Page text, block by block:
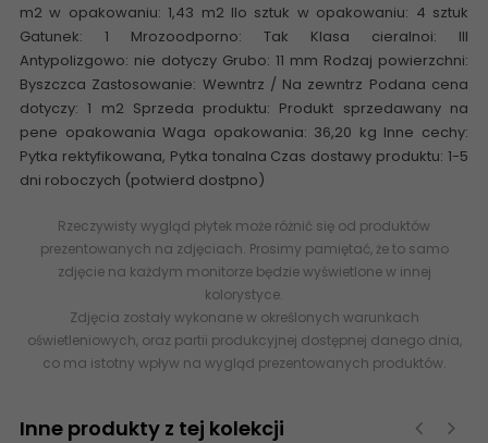
m2 w opakowaniu: 1,43 m2 Ilo sztuk w opakowaniu: 4 sztuk
Gatunek: 1 Mrozoodporno: Tak Klasa cieralnoi: III
Antypolizgowo: nie dotyczy Grubo: 11 mm Rodzaj powierzchni:
Byszczca Zastosowanie: Wewntrz / Na zewntrz Podana cena
dotyczy: 1 m2 Sprzeda produktu: Produkt sprzedawany na
pene opakowania Waga opakowania: 36,20 kg Inne cechy:
Pytka rektyfikowana, Pytka tonalna Czas dostawy produktu: 1-5
dni roboczych (potwierd dostpno)
Rzeczywisty wygląd płytek może różnić się od produktów
prezentowanych na zdjęciach. Prosimy pamiętać, że to samo
zdjęcie na każdym monitorze będzie wyświetlone w innej
kolorystyce.
Zdjęcia zostały wykonane w określonych warunkach
oświetleniowych, oraz partii produkcyjnej dostępnej danego dnia,
co ma istotny wpływ na wygląd prezentowanych produktów.
Inne produkty z tej kolekcji